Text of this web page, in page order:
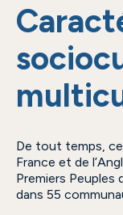
De tout temps, ce
France et de
Premiers
dans 55